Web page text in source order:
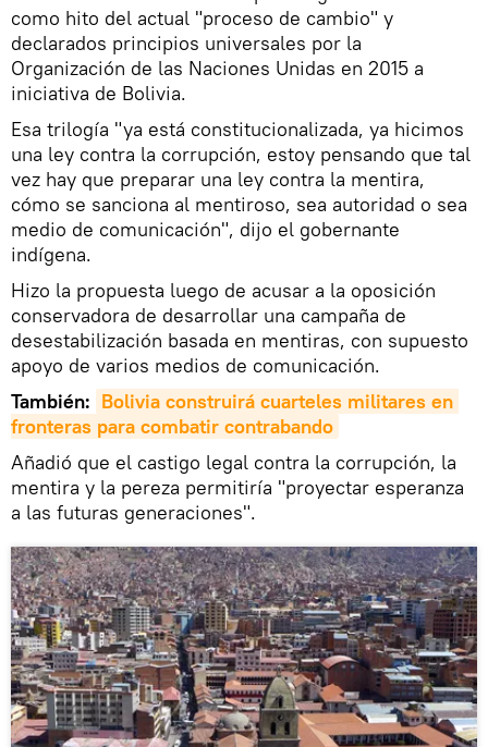
como hito del actual "proceso de cambio" y
declarados principios universales por la
Organización de las Naciones Unidas en 2015 a
iniciativa de Bolivia.
Esa trilogía "ya está constitucionalizada, ya hicimos
una ley contra la corrupción, estoy pensando que tal
vez hay que preparar una ley contra la mentira,
cómo se sanciona al mentiroso, sea autoridad o sea
medio de comunicación", dijo el gobernante
indígena.
Hizo la propuesta luego de acusar a la oposición
conservadora de desarrollar una campaña de
desestabilización basada en mentiras, con supuesto
apoyo de varios medios de comunicación.
También: Bolivia construirá cuarteles militares en
fronteras para combatir contrabando
Añadió que el castigo legal contra la corrupción, la
mentira y la pereza permitiría "proyectar esperanza
a las futuras generaciones".